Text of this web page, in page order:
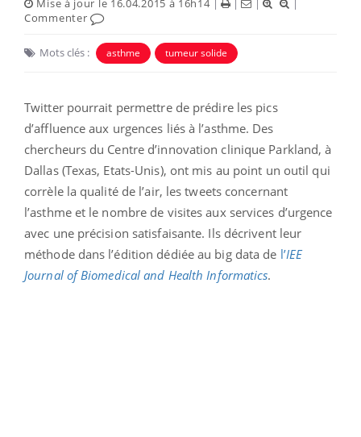
Mise à jour le 16.04.2015 à 16h14| | |
|
Commenter
Mots clés : asthme tumeur solide
Twitter pourrait permettre de prédire les pics
d’affluence aux urgences liés à l’asthme. Des
chercheurs du Centre d’innovation clinique Parkland, à
Dallas (Texas, Etats-Unis), ont mis au point un outil qui
corrèle la qualité de l’air, les tweets concernant
l’asthme et le nombre de visites aux services d’urgence
avec une précision satisfaisante. Ils décrivent leur
méthode dans l’édition dédiée au big data de l’IEE
Journal of Biomedical and Health Informatics.